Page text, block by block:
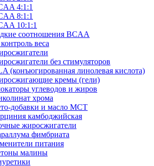
4:1:1
8:1:1
10:1:1
соотношения BCAA
веса
без стимуляторов
(конъюгированная линолевая кислота)
кремы (гели)
углеводов и жиров
хрома
добавки и масло МСТ
камбоджийская
жиросжигатели
фимбриата
питания
малины